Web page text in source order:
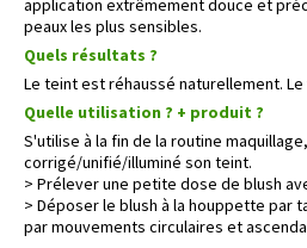
peaux les plus sensibles.
Quels résultats ?
Le teint est réhaussé naturellement.
Quelle utilisation ? + produit ?
S'utilise à la fin de la routine
corrigé/unifié/illuminé son teint.
> Prélever une petite dose de blush
> Déposer le blush à la houppette par
par mouvements circulaires et